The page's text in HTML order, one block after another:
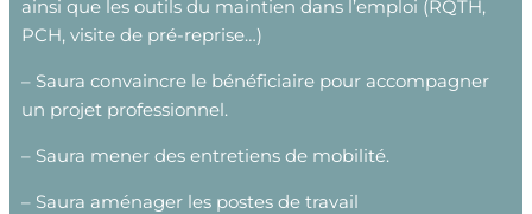
ainsi que les outils du maintien dans l’emploi (RQTH,
PCH, visite de pré-reprise…)
– Saura convaincre le bénéficiaire pour accompagner
un projet professionnel.
– Saura mener des entretiens de mobilité.
– Saura aménager les postes de travail